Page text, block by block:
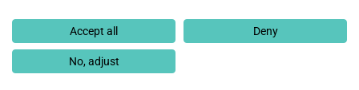
Accept all Deny
No, adjust